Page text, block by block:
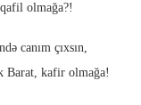
olmağa?!
canım çıxsın,
Barat, kafir olmağa!